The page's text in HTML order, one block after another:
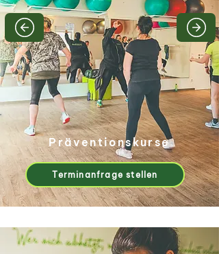
Präventionskurse
Terminanfrage stellen